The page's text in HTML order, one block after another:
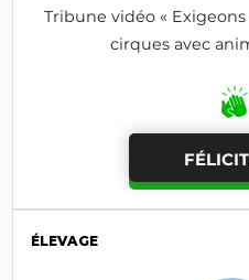
Tribune vidéo «
ÉLEVAGE